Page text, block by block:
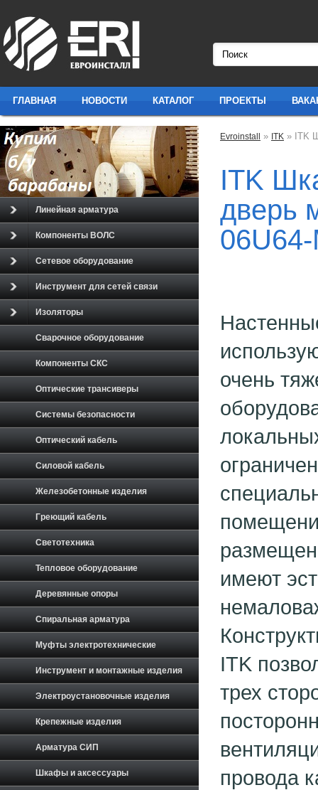
ГЛАВНАЯ НОВОСТИ КАТАЛОГ ПРОЕКТЫ
Evroinstall » ITK » ITK
ITK
дверь
очень
имеют
ITK
трех
провода
Линейная арматура
Компоненты ВОЛС
Сетевое оборудование
Инструмент для сетей связи
Изоляторы
Сварочное оборудование
Компоненты СКС
Оптические трансиверы
Системы безопасности
Оптический кабель
Силовой кабель
Железобетонные изделия
Греющий кабель
Светотехника
Тепловое оборудование
Деревянные опоры
Спиральная арматура
Муфты электротехнические
Инструмент и монтажные изделия
Электроустановочные изделия
Крепежные изделия
Арматура СИП
Шкафы и аксессуары